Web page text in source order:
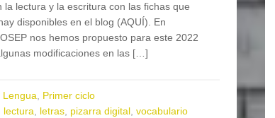
la lectura y la escritura con las fichas que
disponibles en el blog (AQUÍ). En
nos hemos propuesto para este 2022
modificaciones en las […]
Lengua
Primer ciclo
lectura letras pizarra digital vocabulario